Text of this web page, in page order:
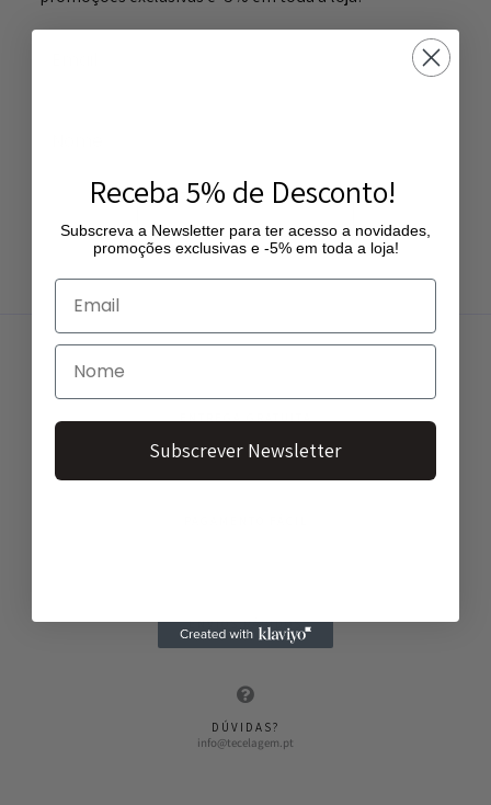
ENTREGA GRATUITA
ENVIOS RÁPIDOS
Envios em 2-3 dias
DÚVIDAS?
info@tecelagem.pt
Receba 5% de Desconto!
Subscreva a Newsletter para ter acesso a novidades,
promoções exclusivas e -5% em toda a loja!
Subscrever Newsletter